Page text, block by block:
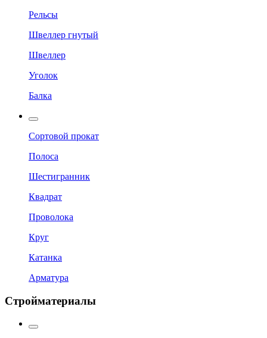
Рельсы
Швеллер гнутый
Швеллер
Уголок
Балка
Сортовой прокат
Полоса
Шестигранник
Квадрат
Проволока
Круг
Катанка
Арматура
Стройматериалы